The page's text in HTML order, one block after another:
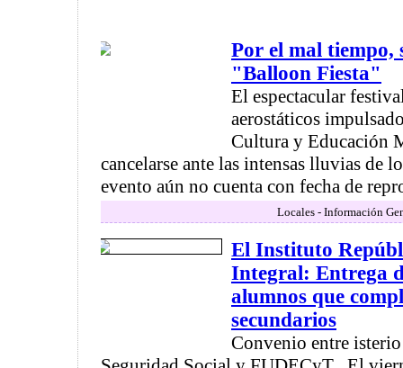
Por el mal tiempo,
"Balloon Fiesta"
El espectacular
aerostáticos
Cultura y Educación
cancelarse ante las intensas lluvias de
evento aún no cuenta con fecha de
Locales - Información
El Instituto
Integral: Entrega
alumnos que
secundarios
Convenio entre